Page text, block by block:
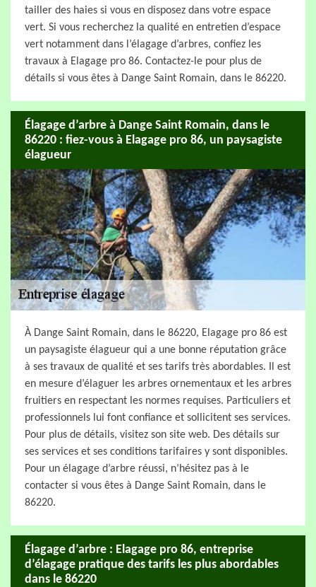
tailler des haies si vous en disposez dans votre espace
vert. Si vous recherchez la qualité en entretien d’espace
vert notamment dans l’élagage d’arbres, confiez les
travaux à Elagage pro 86. Contactez-le pour plus de
détails si vous êtes à Dange Saint Romain, dans le 86220.
Élagage d’arbre à Dange Saint Romain, dans le
86220 : fiez-vous à Elagage pro 86, un paysagiste
élagueur
À Dange Saint Romain, dans le 86220, Elagage pro 86 est
un paysagiste élagueur qui a une bonne réputation grâce
à ses travaux de qualité et ses tarifs très abordables. Il est
en mesure d’élaguer les arbres ornementaux et les arbres
fruitiers en respectant les normes requises. Particuliers et
professionnels lui font confiance et sollicitent ses services.
Pour plus de détails, visitez son site web. Des détails sur
ses services et ses conditions tarifaires y sont disponibles.
Pour un élagage d’arbre réussi, n’hésitez pas à le
contacter si vous êtes à Dange Saint Romain, dans le
86220.
Élagage d’arbre : Elagage pro 86, entreprise
d’élagage pratique des tarifs les plus abordables
dans le 86220